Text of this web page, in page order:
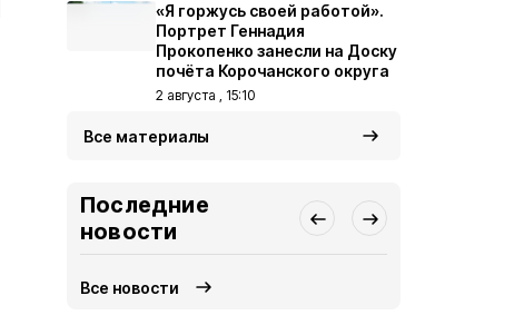
«Я горжусь своей работой».
Портрет Геннадия
Прокопенко занесли на Доску
почёта Корочанского округа
2 августа , 15:10
Все материалы
Последние
новости
Все новости